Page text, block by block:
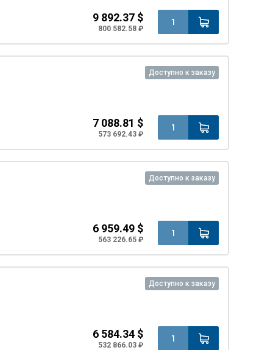
9 892.37 $
800 582.58 ₽
Доступно к заказу
7 088.81 $
573 692.43 ₽
Доступно к заказу
6 959.49 $
563 226.65 ₽
Доступно к заказу
6 584.34 $
532 866.03 ₽